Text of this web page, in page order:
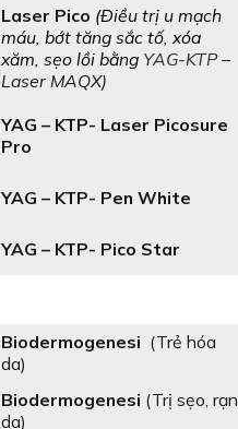
Laser Pico (Điều trị u mạch
máu, bớt tăng sắc tố, xóa
xăm, sẹo lồi bằng YAG-KTP–
Laser MAQX)
YAG – KTP- Laser Picosure
Pro
YAG – KTP- Pen White
YAG – KTP- Pico Star
Biodermogenesi (Trẻ hóa
da)
Biodermogenesi (Trị sẹo, rạn
da)